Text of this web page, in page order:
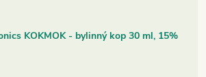
KOKMOK - bylinný kop 30 ml, 15%